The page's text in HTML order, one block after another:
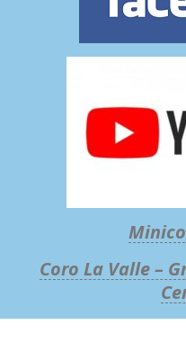
Coro La Valle –